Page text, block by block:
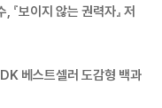
보이지 않는 권력자』 저
베스트셀러 도감형 백과